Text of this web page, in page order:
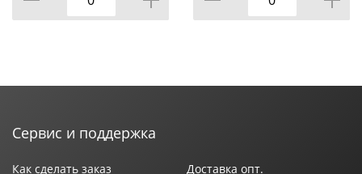
Сервис и поддержка
Как сделать заказ Доставка опт.